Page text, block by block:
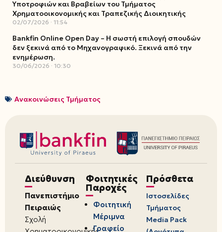
Υποτροφιών και Βραβείων του Τμήματος
Χρηματοοικονομικής και Τραπεζικής Διοικητικής
02/07/2026 11:54
Bankfin Online Open Day – Η σωστή επιλογή σπουδών
δεν ξεκινά από το Μηχανογραφικό. Ξεκινά από την
ενημέρωση.
30/06/2026 10:30
Ανακοινώσεις Τμήματος
Διεύθυνση
Πανεπιστήμιο
Πειραιώς
Σχολή
Φοιτητικές
Παροχές
Φοιτητική
Μέριμνα
Γραφείο
Πρόσθετα
Ιστοσελίδες
Τμήματος
Media Pack